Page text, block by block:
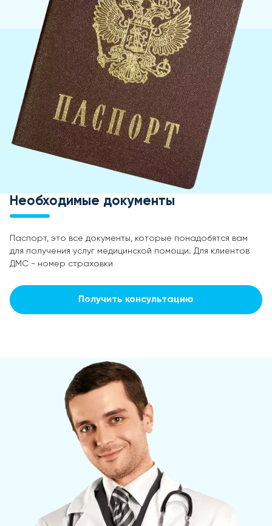
Необходимые документы
Паспорт, это все документы, которые понадобятся вам
для получения услуг медицинской помощи. Для клиентов
ДМС - номер страховки
Получить консультацию